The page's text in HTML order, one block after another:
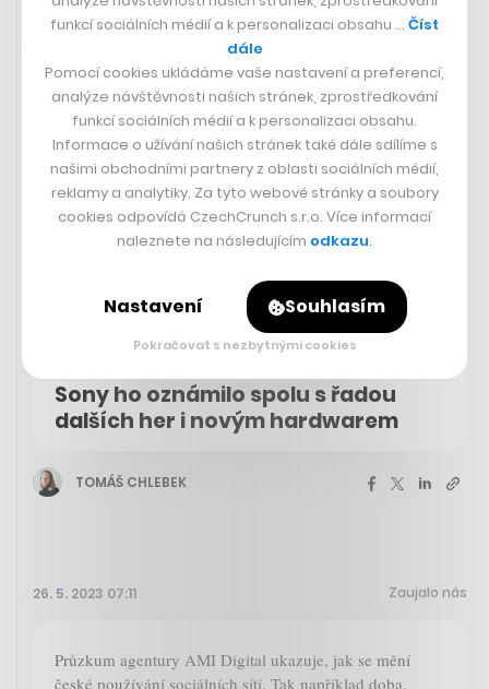
Sony ho oznámilo spolu s řadou
dalších her i novým hardwarem
TOMÁŠ CHLEBEK
26. 5. 2023 07:11 Zaujalo nás
Průzkum agentury AMI Digital ukazuje, jak se mění
české používání sociálních sítí. Tak například doba,
funkcí sociálních médií a k personalizaci obsahu … Číst
dále
Pomocí cookies ukládáme vaše nastavení a preferencí,
analýze návštěvnosti našich stránek, zprostředkování
funkcí sociálních médií a k personalizaci obsahu.
Informace o užívání našich stránek také dále sdílíme s
našimi obchodními partnery z oblasti sociálních médií,
reklamy a analytiky. Za tyto webové stránky a soubory
cookies odpovídá CzechCrunch s.r.o. Více informací
naleznete na následujícím odkazu.
Nastavení Souhlasím
Pokračovat s nezbytnými cookies